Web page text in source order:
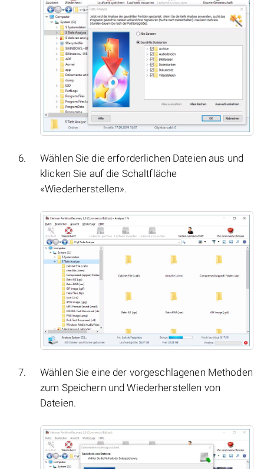
Wählen Sie die erforderlichen Dateien aus und
klicken Sie auf die Schaltfläche
«Wiederherstellen».
Wählen Sie eine der vorgeschlagenen Methoden
zum Speichern und Wiederherstellen von
Dateien.